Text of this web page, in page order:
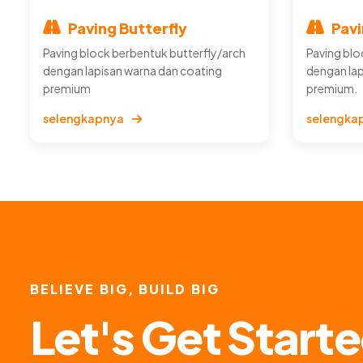
Paving Butterfly
Paving block berbentuk butterfly/arch
dengan lapisan warna dan coating
premium
selengkapnya
Paving
dengan
premium.
BELIEVE BIG, BUILD BIG
Let's Get